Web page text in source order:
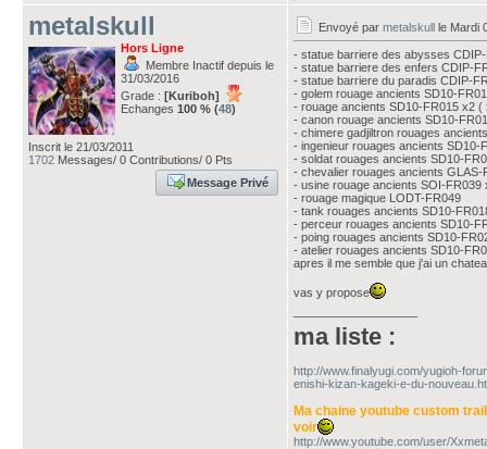
metalskull
Hors Ligne
Membre Inactif depuis le
31/03/2016
Grade : [Kuriboh]
Echanges 100 % (48)
Inscrit le 21/03/2011
1702 Messages/ 0 Contributions/ 0 Pts
Message Privé
Envoyé par metalskull le Mardi
- statue barriere des abysses
- statue barriere des enfers CDIP-
- statue barriere du paradis CDIP-
- golem rouage ancients SD10-
- rouage ancients SD10-FR015 x2 (
- canon rouage ancients SD10-
- chimere gadjiltron rouages
- ingenieur rouages ancients SD10-
- soldat rouages ancients SD10-
- chevalier rouages ancients GLAS-
- usine rouage ancients SOI-FR039
- rouage magique LODT-FR049
- tank rouages ancients SD10-
- perceur rouages ancients SD10-
- poing rouages ancients SD10-
- atelier rouages ancients SD10-
apres il me semble que j'ai un
vas y propose
ma liste :
http://www.finalyugi.com/yugioh-
enishi-kizan-kageki-e-du-
Ma chaine youtube custom
voir
http://www.youtube.com/user/